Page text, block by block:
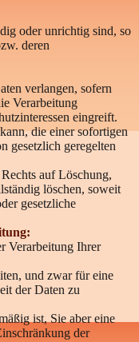
oder unrichtig sind, so
deren
verlangen, sofern
Verarbeitung
eingreift.
die einer sofortigen
gesetzlich geregelten
auf Löschung,
löschen, soweit
gesetzliche
Verarbeitung Ihrer
und zwar für eine
der Daten zu
ist, Sie aber eine
der